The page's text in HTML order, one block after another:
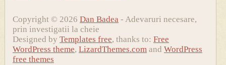
Copyright © 2026Dan Badea - Adevaruri necesare,
prin investigatii la cheie
Designed byTemplates free, thanks to:Free
WordPress theme,LizardThemes.com andWordPress
free themes